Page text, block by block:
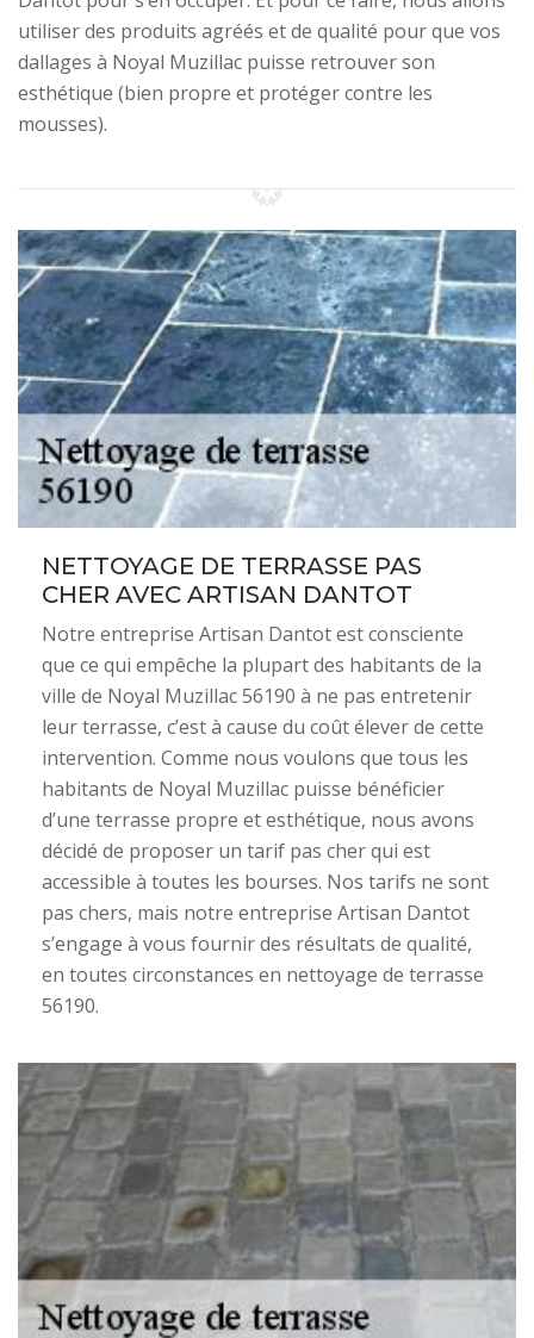
utiliser des produits agréés et de qualité pour que vos
dallages à Noyal Muzillac puisse retrouver son
esthétique (bien propre et protéger contre les
mousses).
NETTOYAGE DE TERRASSE PAS
CHER AVEC ARTISAN DANTOT
Notre entreprise Artisan Dantot est consciente
que ce qui empêche la plupart des habitants de la
ville de Noyal Muzillac 56190 à ne pas entretenir
leur terrasse, c’est à cause du coût élever de cette
intervention. Comme nous voulons que tous les
habitants de Noyal Muzillac puisse bénéficier
d’une terrasse propre et esthétique, nous avons
décidé de proposer un tarif pas cher qui est
accessible à toutes les bourses. Nos tarifs ne sont
pas chers, mais notre entreprise Artisan Dantot
s’engage à vous fournir des résultats de qualité,
en toutes circonstances en nettoyage de terrasse
56190.